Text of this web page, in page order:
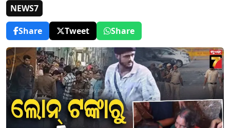
NEWS7
Share
Tweet Share